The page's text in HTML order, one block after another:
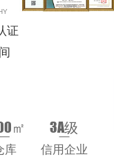
证
㎡
库
3A级
信用企业